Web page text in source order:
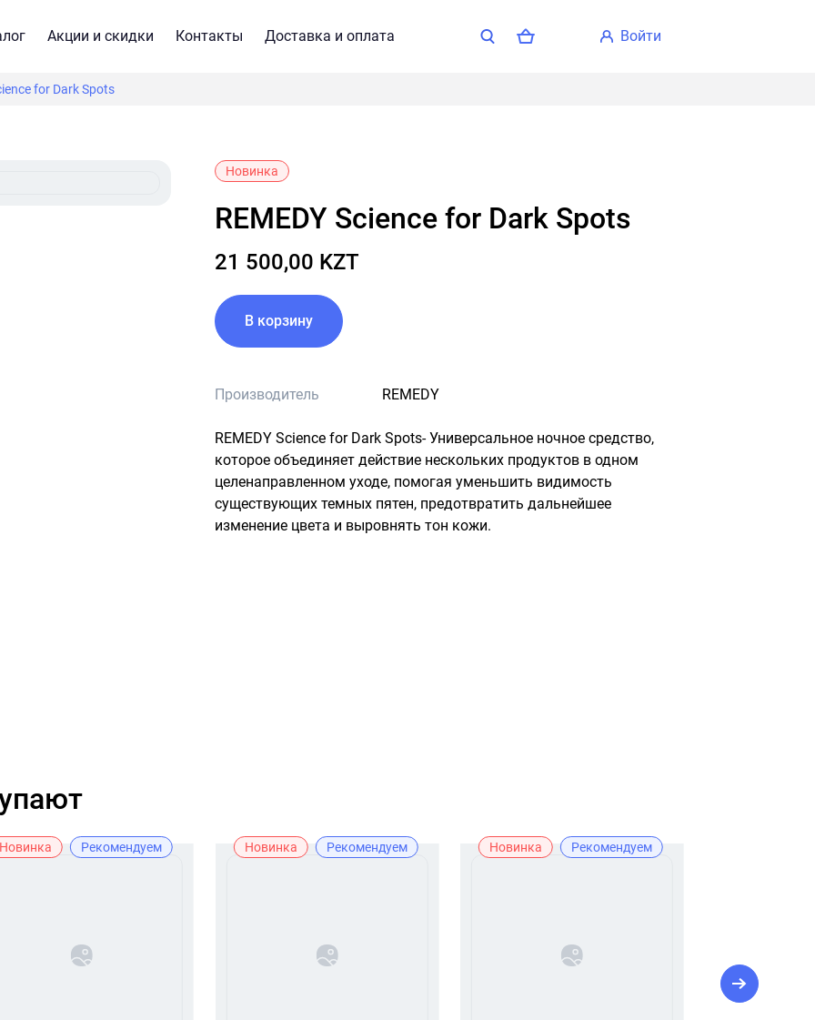
Акции и скидки Контакты Доставка и оплата войти
for Dark Spots
Новинка
REMEDY Science for Dark Spots
21 500,00 KZT
В корзину
Производитель REMEDY
REMEDY Science for Dark Spots- Универсальное ночное средство,
которое объединяет действие нескольких продуктов в одном
целенаправленном уходе, помогая уменьшить видимость
существующих темных пятен, предотвратить дальнейшее
изменение цвета и выровнять тон кожи.
Новинка Рекомендуем Новинка Рекомендуем Новинка Рекомендуем